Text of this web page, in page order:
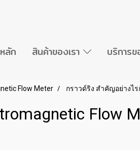
ลัก สินค้าของเรา บริการข
Flow Meter กราวด์ริง สำคัญอย่างไร
Flow